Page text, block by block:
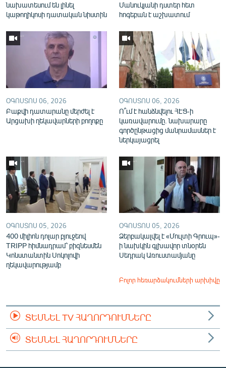
«Ազատության» բոլոր կայքերը
նախատեսում են լինել
կաթողիկոսի դատական նիստին
Մանուկյանի դստեր հետ
հոգեբան է աշխատում
ՕԳՈՍՏՈՍ 06, 2026
Բաքվի դատարանը մերժել է
Արցախի ղեկավարների բողոքը
ՕԳՈՍՏՈՍ 06, 2026
Ո՞ւմ է հանձնվելու ՀԷՑ-ի
կառավարումը. նախարարը
գործընթացից մանրամասներ է
ներկայացրել
ՕԳՈՍՏՈՍ 05, 2026
400 միլիոն դոլար բյուջեով
TRIPP հիմնադրամ՝ բիզնեսմեն
Կոնստանտին Սոկոլովի
ղեկավարությամբ
ՕԳՈՍՏՈՍ 05, 2026
Ձերբակալվել է «Մուլտի Գրուպ»-
ի նախկին գլխավոր տնօրեն
Սեդրակ Առուստամյանը
Բոլոր հեռարձակումների արխիվը
ՏԵՍՆԵԼ TV ՀԱՂՈՐԴՈՒՄՆԵՐԸ
ՏԵՍՆԵԼ ՀԱՂՈՐԴՈՒՄՆԵՐԸ